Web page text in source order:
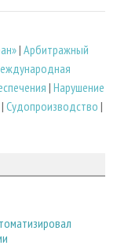
| Арбитражный
| Нарушение
| Судопроизводство |